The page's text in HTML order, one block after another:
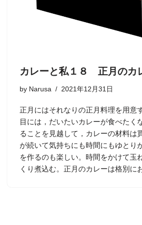
カレーと私１８ 正月のカ
by Narusa 2021年12月31日
正月にはそれなりの正月料理を用意
目には，だいたいカレーが食べたく
ることを見越して，カレーの材料は
が続いて気持ちにも時間にもゆとり
を作るのも楽しい。時間をかけて玉
くり煮込む。正月のカレーは格別に